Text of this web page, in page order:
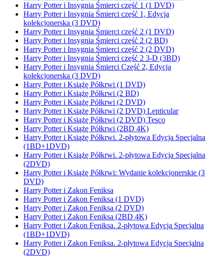
Harry Potter i Insygnia Śmierci część 1 (1 DVD)
Harry Potter i Insygnia Śmierci część 1, Edycja
kolekcjonerska (3 DVD)
Harry Potter i Insygnia Śmierci część 2 (1 DVD)
Harry Potter i Insygnia Śmierci część 2 (2 BD)
Harry Potter i Insygnia Śmierci część 2 (2 DVD)
Harry Potter i Insygnia Śmierci część 2 3-D (3BD)
Harry Potter i Insygnia Śmierci Część 2, Edycja
kolekcjonerska (3 DVD)
Harry Potter i Książę Półkrwi (1 DVD)
Harry Potter i Książę Półkrwi (2 BD)
Harry Potter i Książę Półkrwi (2 DVD)
Harry Potter i Książę Półkrwi (2 DVD) Lenticular
Harry Potter i Książę Półkrwi (2 DVD) Tesco
Harry Potter i Książę Półkrwi (2BD 4K)
Harry Potter i Książę Półkrwi. 2-płytowa Edycja Specjalna
(1BD+1DVD)
Harry Potter i Książę Półkrwi. 2-płytowa Edycja Specjalna
(2DVD)
Harry Potter i Książę Półkrwi: Wydanie kolekcjonerskie (3
DVD)
Harry Potter i Zakon Feniksa
Harry Potter i Zakon Feniksa (1 DVD)
Harry Potter i Zakon Feniksa (2 DVD)
Harry Potter i Zakon Feniksa (2BD 4K)
Harry Potter i Zakon Feniksa. 2-płytowa Edycja Specjalna
(1BD+1DVD)
Harry Potter i Zakon Feniksa. 2-płytowa Edycja Specjalna
(2DVD)